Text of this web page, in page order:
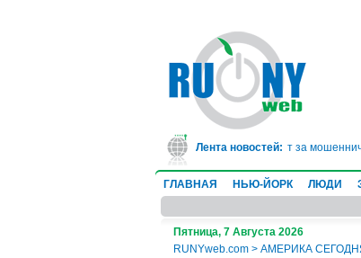
Лента новостей:
В Техасе врач-ревматолог сядет в тюрьму на 10 лет за
ГЛАВНАЯ НЬЮ-ЙОРК ЛЮДИ
Пятница, 7 Августа 2026
RUNYweb.com > АМЕРИКА